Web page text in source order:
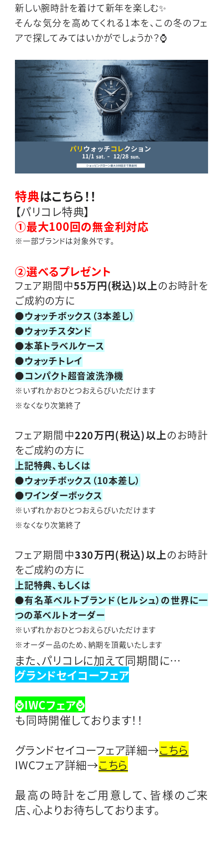
新しい腕時計を着けて新年を楽しむ✨
そんな気分を高めてくれる1本を、この冬のフェ
アで探してみてはいかがでしょうか？⌚
特典はこちら！！
【パリコレ特典】
➀最大100回の無金利対応
※一部ブランドは対象外です。
➁選べるプレゼント
フェア期間中55万円(税込)以上のお時計を
ご成約の方に
●ウォッチボックス（3本差し）
●ウォッチスタンド
●本革トラベルケース
●ウォッチトレイ
●コンパクト超音波洗浄機
※いずれかおひとつおえらびいただけます
※なくなり次第終了
フェア期間中220万円(税込)以上のお時計
をご成約の方に
上記特典、もしくは
●ウォッチボックス（10本差し）
●ワインダーボックス
※いずれかおひとつおえらびいただけます
※なくなり次第終了
フェア期間中330万円(税込)以上のお時計
をご成約の方に
上記特典、もしくは
●有名革ベルトブランド（ヒルシュ）の世界に一
つの革ベルトオーダー
※いずれかおひとつおえらびいただけます
※オーダー品のため、納期を頂戴いたします
また、パリコレに加えて同期間に…
グランドセイコーフェア
⌚IWCフェア⌚
も同時開催しております！！
グランドセイコーフェア詳細→こちら
IWCフェア詳細→こちら
最高の時計をご用意して、皆様のご来
店、心よりお待ちしております。